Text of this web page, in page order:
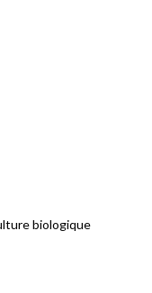
biologique